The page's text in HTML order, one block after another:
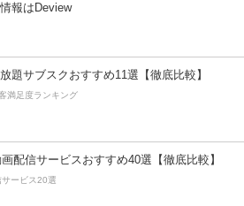
報はDeview
題サブスクおすすめ11選【徹底比較】
満足度ランキング
配信サービスおすすめ40選【徹底比較】
ービス20選